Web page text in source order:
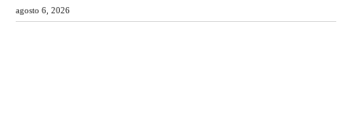
agosto 6, 2026